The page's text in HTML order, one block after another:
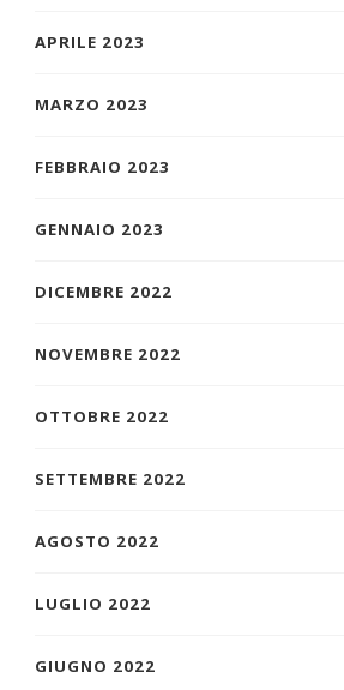
APRILE 2023
MARZO 2023
FEBBRAIO 2023
GENNAIO 2023
DICEMBRE 2022
NOVEMBRE 2022
OTTOBRE 2022
SETTEMBRE 2022
AGOSTO 2022
LUGLIO 2022
GIUGNO 2022